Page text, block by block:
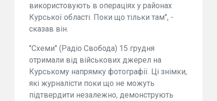
використовують в операціях у районах
Курської області. Поки що тільки там", -
сказав він.
"Схеми" (Радіо Свобода) 15 грудня
отримали від військових джерел на
Курському напрямку фотографії. Ці знімки,
які журналісти поки що не можуть
підтвердити незалежно, демонструють